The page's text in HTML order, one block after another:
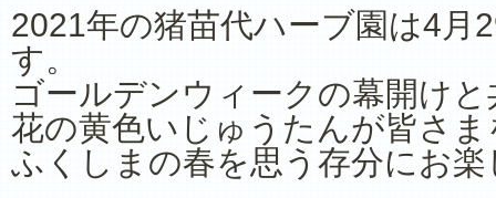
2021年の猪苗代ハーブ園は4月
す。
ゴールデンウィークの幕開け
花の黄色いじゅうたんが皆さ
ふくしまの春を思う存分にお